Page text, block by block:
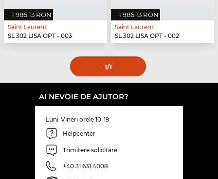
1.986,13 RON
Saint Laurent
SL 302 LISA OPT - 003
1.986,13 RON
Saint Laurent
SL 302 LISA OPT - 002
1/1
AI NEVOIE DE AJUTOR?
Luni-Vineri orele 10-19
Helpcenter
Trimitere solicitare
+40 31 631 4008